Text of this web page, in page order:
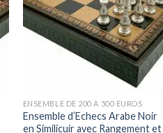
ENSEMBLE DE 200 À 500 EUROS
Ensemble d’Echecs Arabe Noir
en Similicuir avec Rangement et